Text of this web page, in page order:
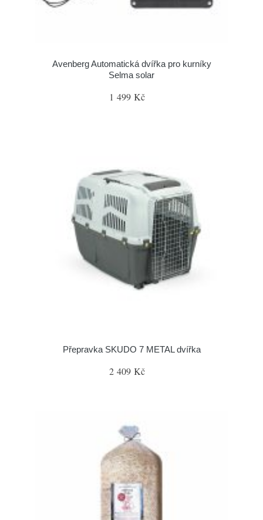
Avenberg Automatická dvířka pro kurníky
Selma solar
1 499 Kč
Přepravka SKUDO 7 METAL dvířka
2 409 Kč